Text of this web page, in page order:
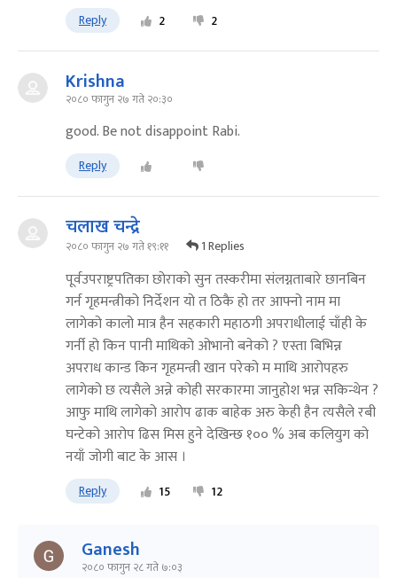
Reply 2 2
Krishna
२०८० फागुन २७ गते २०:३०
good. Be not disappoint Rabi.
Reply
चलाख चन्द्रे
२०८० फागुन २७ गते १९:११ 1 Replies
पूर्वउपराष्ट्रपतिका छोराको सुन तस्करीमा संलग्नताबारे छानबिन
गर्न गृहमन्त्रीको निर्देशन यो त ठिकै हो तर आफ्नो नाम मा
लागेको कालो मात्र हैन सहकारी महाठगी अपराधीलाई चाँही के
गर्नी हो किन पानी माथिको ओभानो बनेको ? एस्ता बिभिन्न
अपराध कान्ड किन गृहमन्त्री खान परेको म माथि आरोपहरु
लागेको छ त्यसैले अन्ने कोही सरकारमा जानुहोश भन्न सकिन्थेन ?
आफु माथि लागेको आरोप ढाक बाहेक अरु केही हैन त्यसैले रबी
घन्टेको आरोप ढिस मिस हुने देखिन्छ १०० % अब कलियुग को
नयाँ जोगी बाट के आस ।
Reply 15 12
Ganesh
२०८० फागुन २८ गते ७:०३